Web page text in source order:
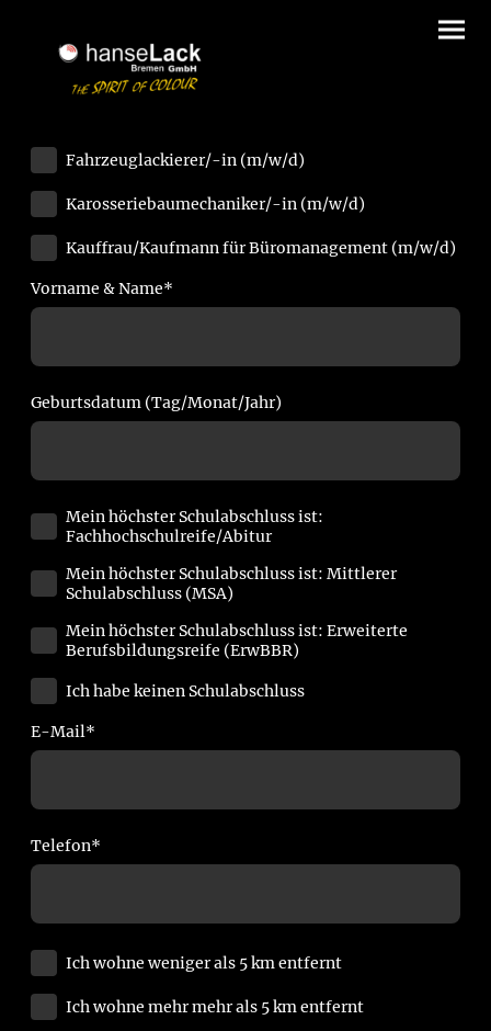
Fahrzeuglackierer/-in (m/w/d)
Karosseriebaumechaniker/-in (m/w/d)
Kauffrau/Kaufmann für Büromanagement (m/w/d)
Vorname & Name*
Geburtsdatum (Tag/Monat/Jahr)
Mein höchster Schulabschluss ist:
Fachhochschulreife/Abitur
Mein höchster Schulabschluss ist: Mittlerer
Schulabschluss (MSA)
Mein höchster Schulabschluss ist: Erweiterte
Berufsbildungsreife (ErwBBR)
Ich habe keinen Schulabschluss
E-Mail*
Telefon*
Ich wohne weniger als 5 km entfernt
Ich wohne mehr mehr als 5 km entfernt